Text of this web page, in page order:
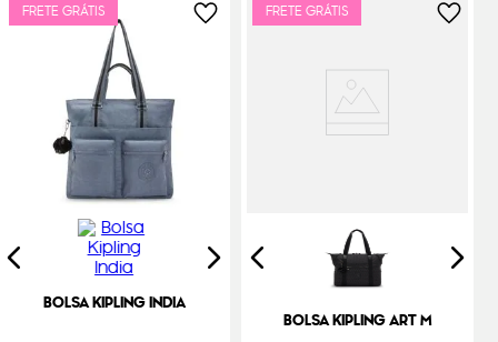
FRETE GRÁTIS
BOLSA KIPLING INDIA
FRETE GRÁTIS
BOLSA KIPLING ART M